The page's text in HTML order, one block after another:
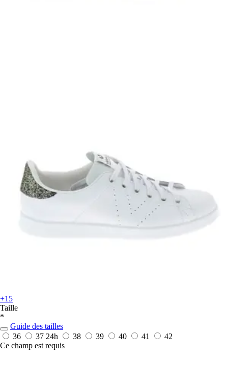
+15
Taille
*
Guide des tailles
36
37 24h 38 39 40 41
42
Ce champ est requis